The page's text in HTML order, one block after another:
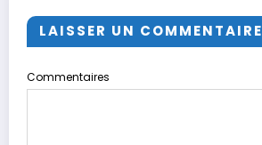
LAISSER UN COMMENTAIRE
Commentaires